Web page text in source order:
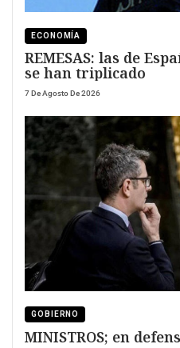
ECONOMÍA
REMESAS: las de
se han triplicado
7 De Agosto De 2026
GOBIERNO
MINISTROS; en